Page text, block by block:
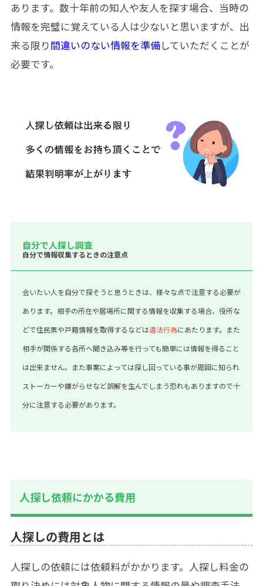
あります。数十年前の知人や友人を探す場合、当時の
情報を完璧に覚えている人は少ないと思いますが、出
来る限り間違いのない情報を準備していただくことが
必要です。
自分で人探し調査
自分で情報収集するときの注意点
会いたい人を自分で探そうと思うときは、様々な点で注意する必要が
あります。相手の所在や居場所に関する情報を収集する場合、役所な
どで住民票や戸籍情報を取得するなどは違法行為にあたります。また
相手が関係する各所へ聞き込み等を行っても簡単には情報を得ること
は出来ません。また事案によっては探し回っている事が周囲に知られ
ストーカーや嫌がらせなど誤解を生んでしまう恐れもありますので十
分に注意する必要があります。
人探し依頼にかかる費用
人探しの費用とは
人探しの依頼には依頼料がかかります。人探し料金の